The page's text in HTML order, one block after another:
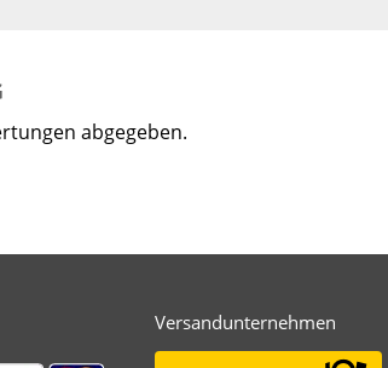
abgegeben.
Versandunternehmen